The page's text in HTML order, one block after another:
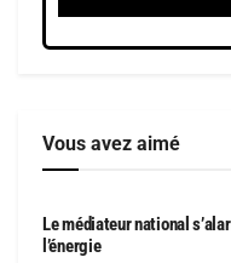
Vous avez aimé
Le médiateur national
l’énergie